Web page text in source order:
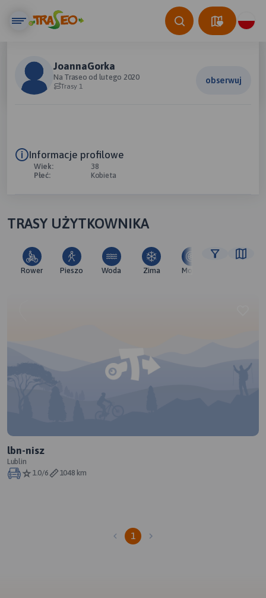
JoannaGorka
Na Traseo od lutego 2020
Trasy 1
obserwuj
Informacje profilowe
Wiek:
38
Płeć:
Kobieta
TRASY UŻYTKOWNIKA
Rower Pieszo Woda Zima Moto
lbn-nisz
Lublin
1.0/6
1048 km
1